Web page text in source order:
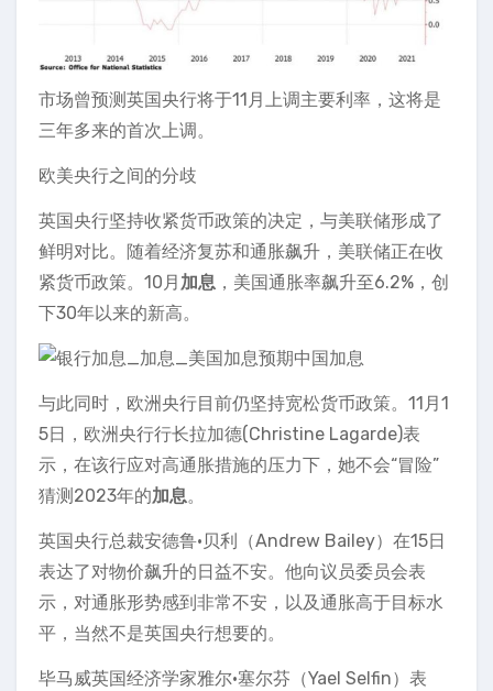
市场曾预测英国央行将于11月上调主要利率，这将是
三年多来的首次上调。
欧美央行之间的分歧
英国央行坚持收紧货币政策的决定，与美联储形成了
鲜明对比。随着经济复苏和通胀飙升，美联储正在收
紧货币政策。10月 加息 ，美国通胀率飙升至6.2%，创
下30年以来的新高。
与此同时，欧洲央行目前仍坚持宽松货币政策。11月1
5日，欧洲央行行长拉加德(Christine Lagarde)表
示，在该行应对高通胀措施的压力下，她不会“冒险”
猜测2023年的加息。
英国央行总裁安德鲁·贝利（Andrew Bailey）在15日
表达了对物价飙升的日益不安。他向议员委员会表
示，对通胀形势感到非常不安，以及通胀高于目标水
平，当然不是英国央行想要的。
毕马威英国经济学家雅尔·塞尔芬（Yael Selfin）表